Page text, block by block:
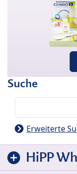
Suche
Erweiterte
HiPP